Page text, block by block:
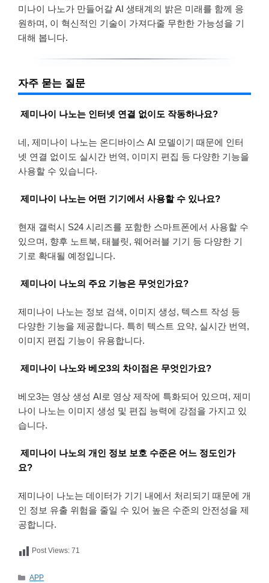
미나이 나노가 만들어갈 AI 생태계의 밝은 미래를 함께 응
원하며, 이 혁신적인 기술이 가져다줄 무한한 가능성을 기
대해 봅니다.
자주 묻는 질문
제미나이 나노는 인터넷 연결 없이도 작동하나요?
네, 제미나이 나노는 온디바이스 AI 모델이기 때문에 인터
넷 연결 없이도 실시간 번역, 이미지 편집 등 다양한 기능을
사용할 수 있습니다.
제미나이 나노는 어떤 기기에서 사용할 수 있나요?
현재 갤럭시 S24 시리즈를 포함한 스마트폰에서 사용할 수
있으며, 향후 노트북, 태블릿, 웨어러블 기기 등 다양한 기
기로 확대될 예정입니다.
제미나이 나노의 주요 기능은 무엇인가요?
제미나이 나노는 정보 검색, 이미지 생성, 텍스트 작성 등
다양한 기능을 제공합니다. 특히 텍스트 요약, 실시간 번역,
이미지 편집 기능이 유용합니다.
제미나이 나노와 베오3의 차이점은 무엇인가요?
베오3는 영상 생성 AI로 영상 제작에 특화되어 있으며, 제미
나이 나노는 이미지 생성 및 편집 능력에 강점을 가지고 있
습니다.
제미나이 나노의 개인 정보 보호 수준은 어느 정도인가
요?
제미나이 나노는 데이터가 기기 내에서 처리되기 때문에 개
인 정보 유출 위험을 줄일 수 있어 높은 수준의 안전성을 제
공합니다.
Post Views: 71
카
APP